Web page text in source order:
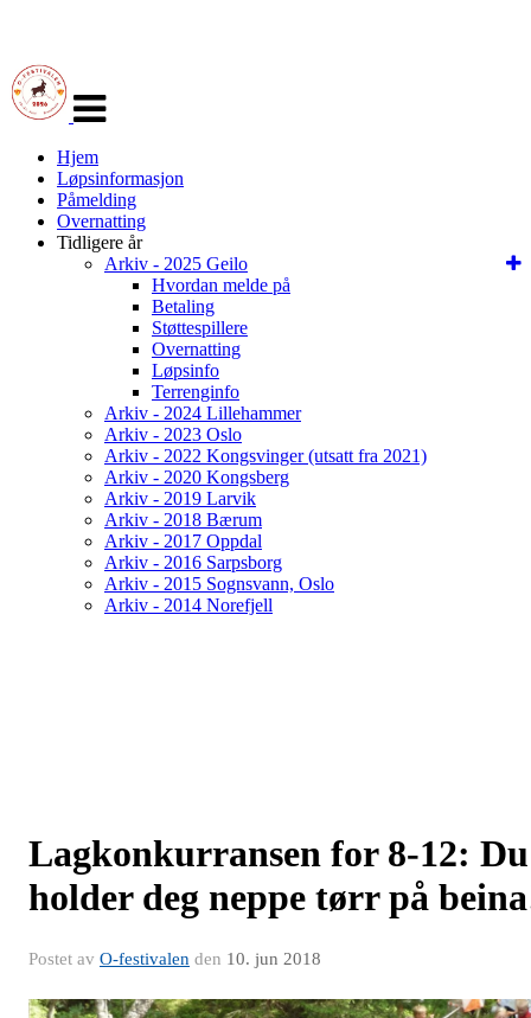
navigasjon
Hjem
Løpsinformasjon
Påmelding
Overnatting
Tidligere år
Arkiv - 2025 Geilo
Hvordan melde på
Betaling
Støttespillere
Overnatting
Løpsinfo
Terrenginfo
Arkiv - 2024 Lillehammer
Arkiv - 2023 Oslo
Arkiv - 2022 Kongsvinger (utsatt fra 2021)
Arkiv - 2020 Kongsberg
Arkiv - 2019 Larvik
Arkiv - 2018 Bærum
Arkiv - 2017 Oppdal
Arkiv - 2016 Sarpsborg
Arkiv - 2015 Sognsvann, Oslo
Arkiv - 2014 Norefjell
Lagkonkurransen for 8-12: Du
holder deg neppe tørr på
Postet av O-festivalen den 10. jun 2018